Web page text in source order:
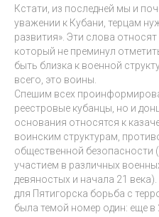
Кстати, из последней мы и
уважении к Кубани, терцам
развития». Эти слова
который не преминул
быть близка к военной
всего, это воины.
Спешим всех
реестровые кубанцы, но и
основания относятся к
воинским структурам,
общественной безопасности
участием в различных
девяностых и начала 21
для Пятигорска борьба с
была темой номер один: еще в